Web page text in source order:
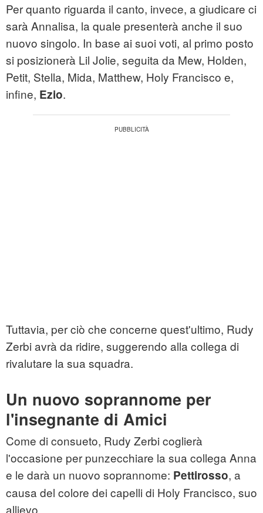
Per quanto riguarda il canto, invece, a giudicare ci
sarà Annalisa, la quale presenterà anche il suo
nuovo singolo. In base ai suoi voti, al primo posto
si posizionerà Lil Jolie, seguita da Mew, Holden,
Petit, Stella, Mida, Matthew, Holy Francisco e,
infine, Ezio.
Tuttavia, per ciò che concerne quest'ultimo, Rudy
Zerbi avrà da ridire, suggerendo alla collega di
rivalutare la sua squadra.
Un nuovo soprannome per
l'insegnante di Amici
Come di consueto, Rudy Zerbi coglierà
l'occasione per punzecchiare la sua collega Anna
e le darà un nuovo soprannome: Pettirosso, a
causa del colore dei capelli di Holy Francisco, suo
allievo.